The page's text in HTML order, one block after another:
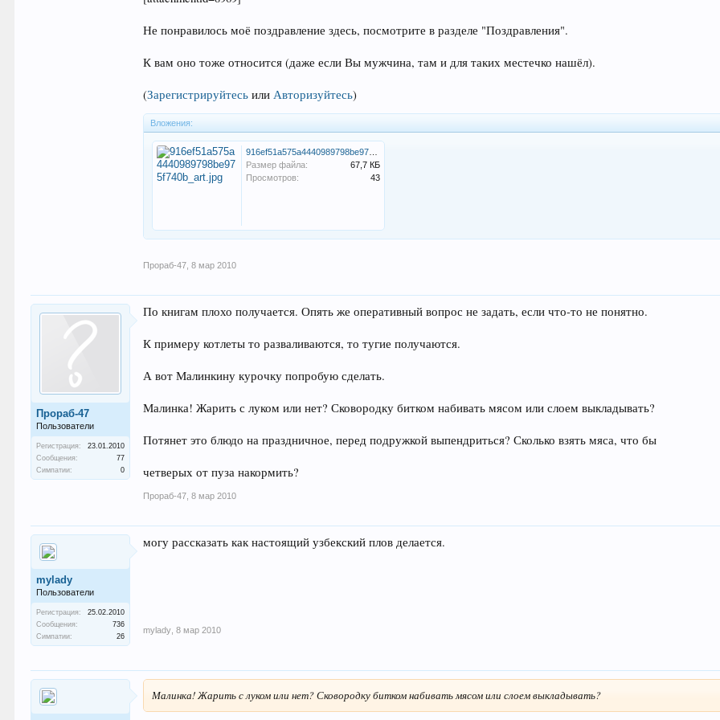
Не понравилось моё поздравление здесь, посмотрите в разделе "Поздравления".
К вам оно тоже относится (даже если Вы мужчина, там и для таких местечко нашёл).
(Зарегистрируйтесь или Авторизуйтесь)
Вложения:
Размер файла:
67,7 КБ
Просмотров:
43
Прораб-47 8 мар 2010
Прораб-47
Пользователи
Регистрация:
23.01.2010
Сообщения:
77
Симпатии:
0
По книгам плохо получается. Опять же оперативный вопрос не задать, если что-то не понятно.
К примеру котлеты то разваливаются, то тугие получаются.
А вот Малинкину курочку попробую сделать.
Малинка! Жарить с луком или нет? Сковородку битком набивать мясом или слоем выкладывать?
Потянет это блюдо на праздничное, перед подружкой выпендриться? Сколько взять мяса, что бы
четверых от пуза накормить?
Прораб-47 8 мар 2010
mylady
Пользователи
Регистрация:
25.02.2010
Сообщения:
736
Симпатии:
26
могу рассказать как настоящий узбекский плов делается.
mylady 8 мар 2010
Малинка! Жарить с луком или нет? Сковородку битком набивать мясом или слоем выкладывать?